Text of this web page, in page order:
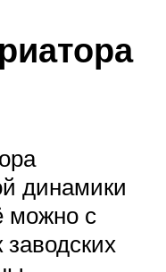
динамики
можно с